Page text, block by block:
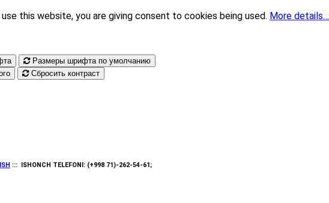
Размеры шрифта по умолчанию
Сбросить контраст
::: ISHONCH TELEFONI: (+998 71)-262-54-61;
this website, you are giving consent to cookies being used. More details…